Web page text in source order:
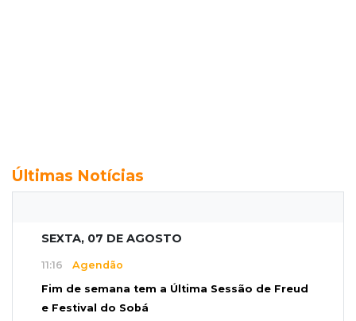
Últimas Notícias
SEXTA, 07 DE AGOSTO
11:16 Agendão
Fim de semana tem a Última Sessão de Freud
e Festival do Sobá